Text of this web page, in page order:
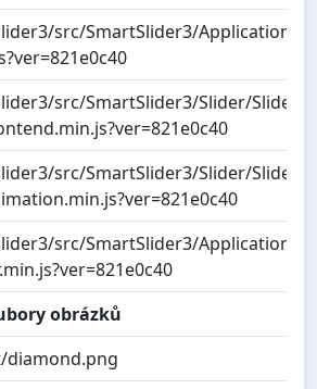
src/SmartSlider3/Application/
src/SmartSlider3/Slider/
src/SmartSlider3/Slider/
src/SmartSlider3/Application/
obrázků